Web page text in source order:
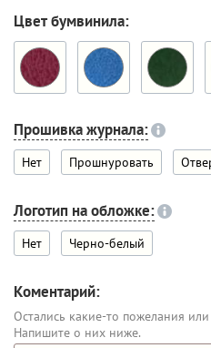
Цвет бумвинила:
Прошивка журнала:
Нет Прошнуровать
Логотип на обложке:
Нет Черно-белый
Коментарий:
Остались какие-то пожелания
Напишите о них ниже.